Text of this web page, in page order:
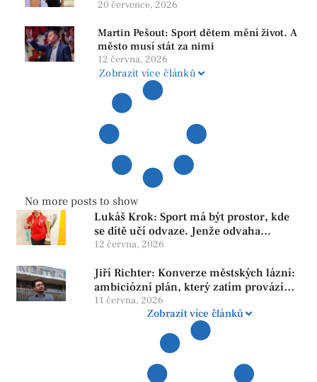
srozumitelná a férová. Ne udržovat lidi v
20 července, 2026
Martin Pešout: Sport dětem mění život. A
město musí stát za nimi
12 června, 2026
Zobrazit více článků
No more posts to show
Lukáš Krok: Sport má být prostor, kde
se dítě učí odvaze. Jenže odvaha
neroste tam, kde se bojí udělat chybu.
12 června, 2026
Jiří Richter: Konverze městských lázní:
ambiciózní plán, který zatím provází
více otazníků než jistot
11 června, 2026
Zobrazit více článků